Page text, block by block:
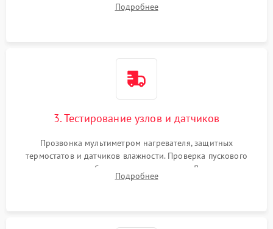
Обеспечение свободного доступа к ТЭНу, компрессору,
Подробнее
3. Тестирование узлов и датчиков
Прозвонка мультиметром нагревателя, защитных
термостатов и датчиков влажности. Проверка пускового
конденсатора, обмоток мотора и помпы. Для машин с
тепловым насосом — диагностика работы компрессора и
Подробнее